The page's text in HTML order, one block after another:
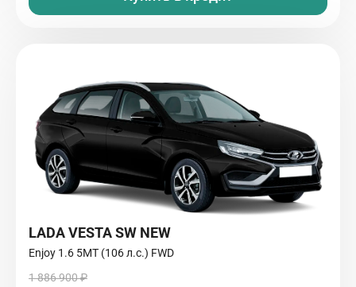
LADA VESTA SW NEW
Enjoy 1.6 5MT (106 л.с.) FWD
1 886 900 ₽